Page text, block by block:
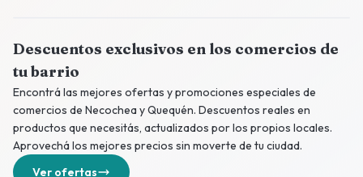
Descuentos exclusivos en los comercios de
tu barrio
Encontrá las mejores ofertas y promociones especiales de
comercios de Necochea y Quequén. Descuentos reales en
productos que necesitás, actualizados por los propios locales.
Aprovechá los mejores precios sin moverte de tu ciudad.
Ver ofertas